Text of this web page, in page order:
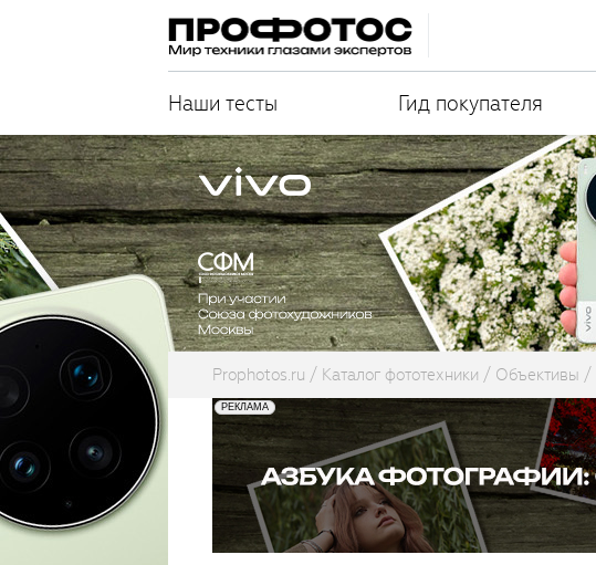
Наши тесты Гид покупателя
Prophotos.ru Каталог фототехники Объективы